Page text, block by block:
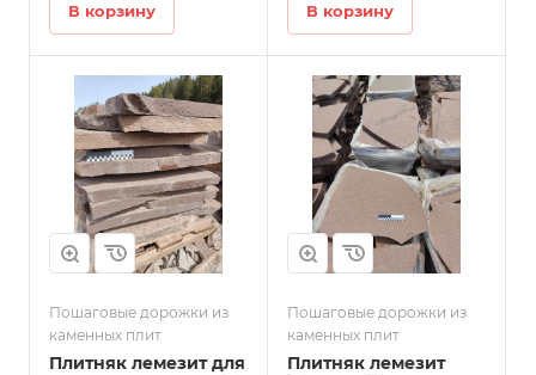
В корзину В корзину
Пошаговые дорожки из
каменных плит
Плитняк лемезит для
Пошаговые дорожки из
каменных плит
Плитняк лемезит